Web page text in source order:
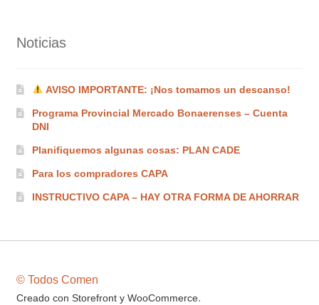
Noticias
AVISO IMPORTANTE: ¡Nos tomamos un descanso!
Programa Provincial Mercado Bonaerenses – Cuenta
DNI
Planifiquemos algunas cosas: PLAN CADE
Para los compradores CAPA
INSTRUCTIVO CAPA – HAY OTRA FORMA DE AHORRAR
© Todos Comen
Creado con Storefront y WooCommerce.